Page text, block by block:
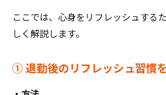
ここでは、心身をリフレッシュする
しく解説します。
① 退勤後のリフレッシュ習慣